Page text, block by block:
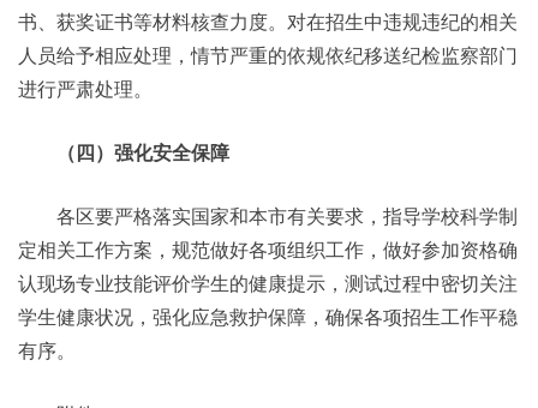
书、获奖证书等材料核查力度。对在招生中违规违纪的相关
人员给予相应处理，情节严重的依规依纪移送纪检监察部门
进行严肃处理。
（四）强化安全保障
各区要严格落实国家和本市有关要求，指导学校科学制
定相关工作方案，规范做好各项组织工作，做好参加资格确
认现场专业技能评价学生的健康提示，测试过程中密切关注
学生健康状况，强化应急救护保障，确保各项招生工作平稳
有序。